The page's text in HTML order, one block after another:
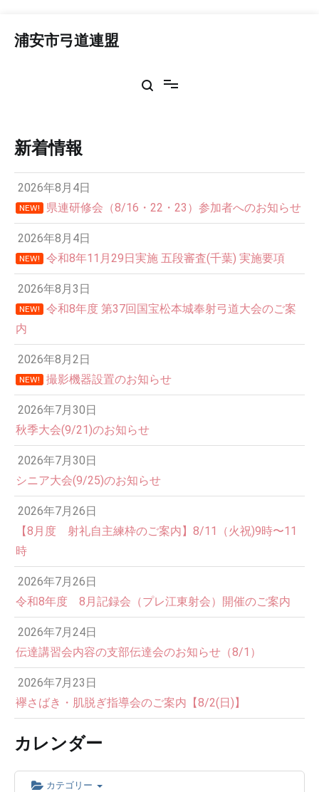
浦安市弓道連盟
新着情報
2026年8月4日
NEW! 県連研修会（8/16・22・23）参加者へのお知らせ
2026年8月4日
NEW! 令和8年11月29日実施 五段審査(千葉) 実施要項
2026年8月3日
NEW!
令和8年度 第37回国宝松本城奉射弓道大会のご案
内
2026年8月2日
NEW! 撮影機器設置のお知らせ
2026年7月30日
秋季大会(9/21)のお知らせ
2026年7月30日
シニア大会(9/25)のお知らせ
2026年7月26日
【8月度 射礼自主練枠のご案内】8/11（火祝)9時〜11
時
2026年7月26日
令和8年度 8月記録会（プレ江東射会）開催のご案内
2026年7月24日
伝達講習会内容の支部伝達会のお知らせ（8/1）
2026年7月23日
襷さばき・肌脱ぎ指導会のご案内【8/2(日)】
カレンダー
カテゴリー